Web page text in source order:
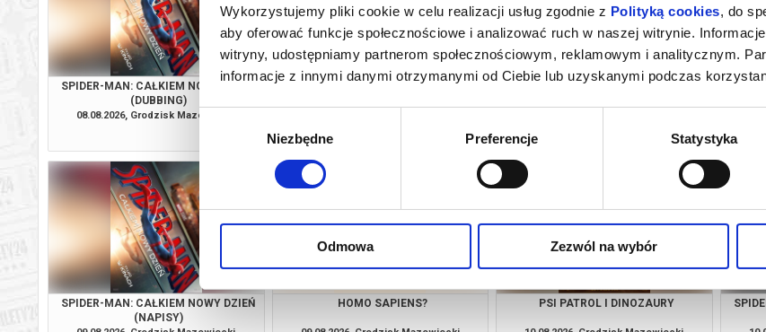
Wykorzystujemy pliki cookie w celu realizacji usług zgodnie z Polityką cookies, do
aby oferować funkcje społecznościowe i analizować ruch w naszej witrynie.
witryny, udostępniamy partnerom społecznościowym, reklamowym i analitycznym.
informacje z innymi danymi otrzymanymi od Ciebie lub uzyskanymi podczas
Wybór
Niezbędne Preferencje Statystyka
Odmowa Zezwól na wybór
SPIDER-MAN: CAŁKIEM NOWY DZIEŃ
(DUBBING)
08.08.2026, Grodzisk Mazowiecki
O CZYM SOBIE NIE MÓWIMY
kup bilet
SPIDER-MAN: CAŁKIEM NOWY DZIEŃ
kup bilet
SPIDER-MAN: CAŁKIEM NOWY DZIEŃ
(NAPISY)
HOMO SAPIENS? PSI PATROL I DINOZAURY